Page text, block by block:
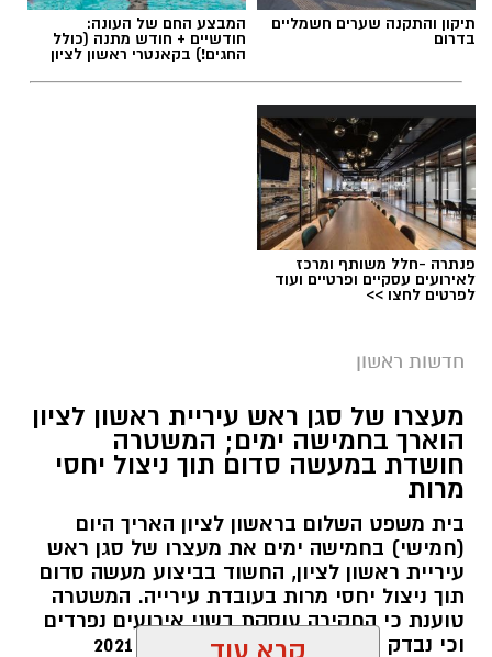
ההחלקות
צילומים: משרד הבריאות
משרד הבריאות פרסם אזהרה לציבור מפני שימוש
במוצרי שיער נוספים שנתפסו במסגרת מבצע
פיקוח שנערך בתשעה סניפי רשת "מרכז
ההחלקות".
האזהרה מתפרסמת לאחר שבדיקות מעבדה
הושלמו לכלל המוצרים שנאספו במהלך המבצע,
תיקון והתקנה שערים חשמליים
בדרום
המבצע החם של העונה:
חודשיים + חודש מתנה (כולל
החגים!) בקאנטרי ראשון לציון
פנתרה -חלל משותף ומרכז
לאירועים עסקיים ופרטיים ועוד
לפרטים לחצו >>
חדשות ראשון
מעצרו של סגן ראש עיריית ראשון לציון
הוארך בחמישה ימים; המשטרה
חושדת במעשה סדום תוך ניצול יחסי
מרות
בית משפט השלום בראשון לציון האריך היום
(חמישי) בחמישה ימים את מעצרו של סגן ראש
עיריית ראשון לציון, החשוד בביצוע מעשה סדום
תוך ניצול יחסי מרות בעובדת עירייה. המשטרה
טוענת כי החקירה עוסקת בשני אירועים נפרדים
וכי נבדק חשד למקרים נוספים משנת 2021
קרא עוד